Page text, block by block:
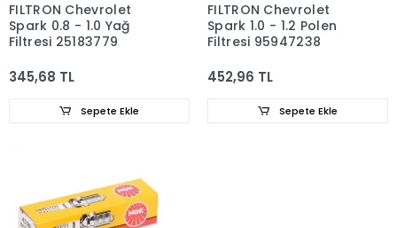
FILTRON Chevrolet
Spark 0.8 - 1.0 Yağ
Filtresi 25183779
345,68 TL
Sepete Ekle
FILTRON Chevrolet
Spark 1.0 - 1.2 Polen
Filtresi 95947238
452,96 TL
Sepete Ekle